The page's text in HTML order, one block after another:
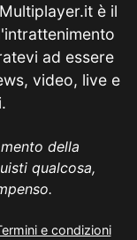
è il
ad essere
video, live e
della
qualcosa,
e condizioni